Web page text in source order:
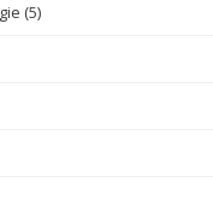
(5)